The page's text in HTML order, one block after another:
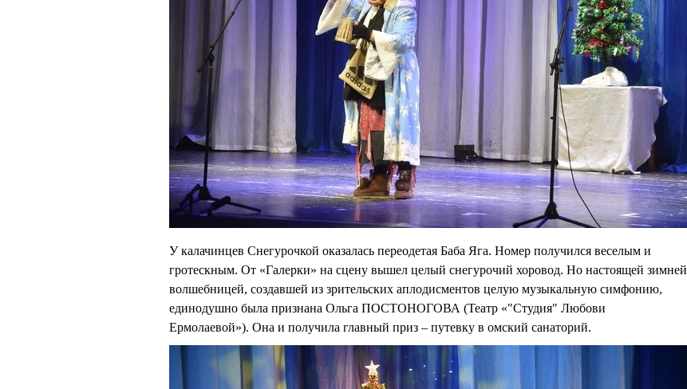
У калачинцев Снегурочкой оказалась переодетая Баба Яга. Номер получился веселым и
гротескным. От «Галерки» на сцену вышел целый снегурочий хоровод. Но настоящей зимней
волшебницей, создавшей из зрительских аплодисментов целую музыкальную симфонию,
единодушно была признана Ольга ПОСТОНОГОВА (Театр «"Студия" Любови
Ермолаевой»). Она и получила главный приз – путевку в омский санаторий.